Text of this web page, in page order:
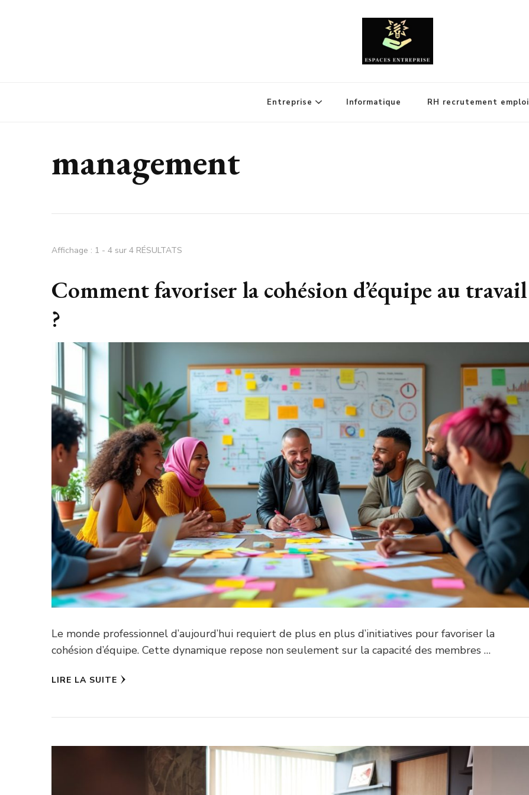
Entreprise Informatique RH recrutement emploi
management
Affichage : 1 - 4 sur 4 RÉSULTATS
Comment favoriser la cohésion d’équipe au travail
?
Le monde professionnel d’aujourd’hui requiert de plus en plus d’initiatives pour favoriser la
cohésion d’équipe. Cette dynamique repose non seulement sur la capacité des membres …
LIRE LA SUITE